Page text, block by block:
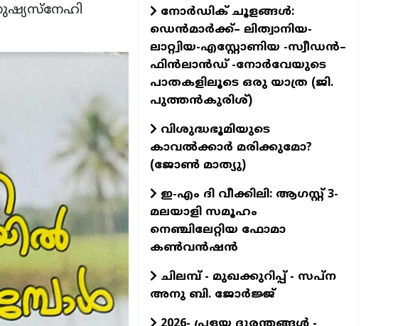
നോർഡിക് ചൂളങ്ങൾ:
ഡെൻമാർക്ക്– ലിത്വാനിയ-
ലാറ്റ്വിയ-എസ്റ്റോണിയ -സ്വീഡൻ–
ഫിൻലാൻഡ് -നോർവേയുടെ
പാതകളിലൂടെ ഒരു യാത്ര (ജി.
പുത്തൻകുരിശ്)
വിശുദ്ധഭൂമിയുടെ
കാവല്‍ക്കാര്‍ മരിക്കുമോ?
(ജോണ്‍ മാത്യു)
ഇ-എം ദി വീക്കിലി: ആഗസ്റ്റ് 3-
മലയാളി സമൂഹം
നെഞ്ചിലേറ്റിയ ഫോമാ
കൺവൻഷൻ
ചിലമ്പ് - മുഖക്കുറിപ്പ് - സപ്ന
അനു ബി. ജോർജ്ജ്